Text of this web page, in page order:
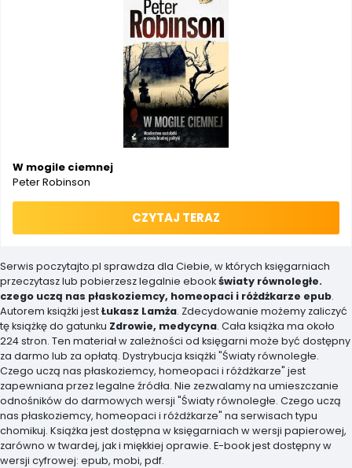
W mogile ciemnej
Peter Robinson
CZYTAJ TERAZ
Serwis poczytajto.pl sprawdza dla Ciebie, w których księgarniach
przeczytasz lub pobierzesz legalnie ebookświaty równoległe.
czego uczą nas płaskoziemcy, homeopaci i różdżkarze epub.
Autorem książki jestŁukasz Lamża. Zdecydowanie możemy zaliczyć
tę książkę do gatunku Zdrowie, medycyna. Cała książka ma około
224 stron. Ten materiał w zależności od księgarni może być dostępny
za darmo lub za opłatą. Dystrybucja książki "Światy równoległe.
Czego uczą nas płaskoziemcy, homeopaci i różdżkarze" jest
zapewniana przez legalne źródła. Nie zezwalamy na umieszczanie
odnośników do darmowych wersji "Światy równoległe. Czego uczą
nas płaskoziemcy, homeopaci i różdżkarze" na serwisach typu
chomikuj. Książka jest dostępna w księgarniach w wersji papierowej,
zarówno w twardej, jak i miękkiej oprawie. E-book jest dostępny w
wersji cyfrowej: epub, mobi, pdf.